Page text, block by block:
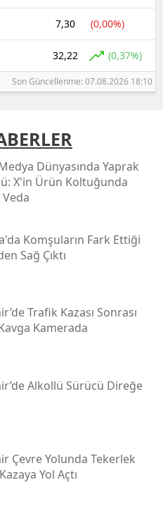
7,30 (0,00%)
32,22 (0,37%)
Son Güncellenme: 07.08.2026 18:10
Dünyasında Yaprak
X'in Ürün Koltuğunda
Komşuların Fark Ettiği
Sağ Çıktı
Trafik Kazası Sonrası
Kavga Kamerada
Alkollü Sürücü Direğe
Çevre Yolunda Tekerlek
Yol Açtı